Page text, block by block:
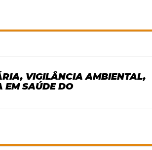
VIGILÂNCIA AMBIENTAL,
EM SAÚDE DO